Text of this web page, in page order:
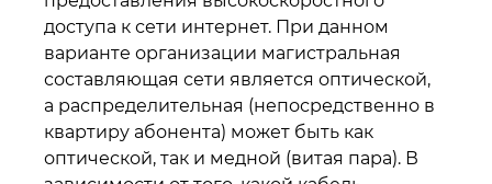
доступа к сети интернет. При данном
варианте организации магистральная
составляющая сети является оптической,
а распределительная (непосредственно в
квартиру абонента) может быть как
оптической, так и медной (витая пара). В